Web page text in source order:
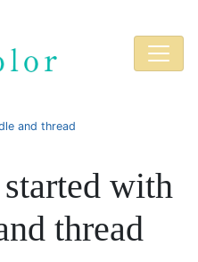
and thread
with
thread